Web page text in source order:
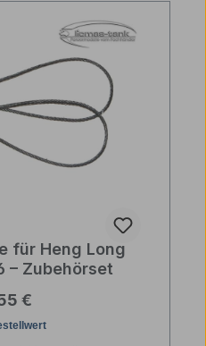
für Heng Long
– Zubehörset
Preis:
€